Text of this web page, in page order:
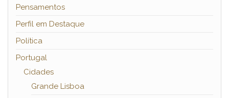
Pensamentos
Perfil em Destaque
Política
Portugal
Cidades
Grande Lisboa